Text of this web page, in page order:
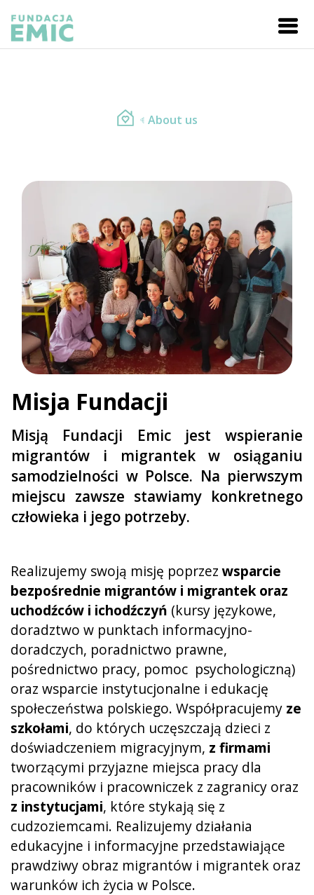
About us
Misja Fundacji
Misją Fundacji Emic jest wspieranie
migrantów i migrantek w osiąganiu
samodzielności w Polsce. Na pierwszym
miejscu zawsze stawiamy konkretnego
człowieka i jego potrzeby.
Realizujemy swoją misję poprzezwsparcie
bezpośrednie migrantów i migrantek oraz
uchodźców i ichodźczyń (kursy językowe,
doradztwo w punktach informacyjno-
doradczych, poradnictwo prawne,
pośrednictwo pracy, pomoc psychologiczną)
oraz wsparcie instytucjonalne i edukację
społeczeństwa polskiego. Współpracujemy ze
szkołami, do których uczęszczają dzieci z
doświadczeniem migracyjnym, z firmami
tworzącymi przyjazne miejsca pracy dla
pracowników i pracowniczek z zagranicy oraz
z instytucjami, które stykają się z
cudzoziemcami. Realizujemy działania
edukacyjne i informacyjne przedstawiające
prawdziwy obraz migrantów i migrantek oraz
warunków ich życia w Polsce.